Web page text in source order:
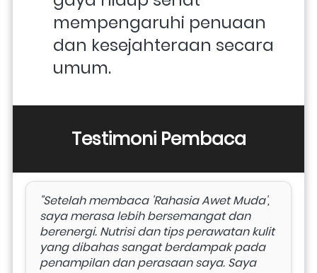
mempengaruhi penuaan
dan kesejahteraan secara
umum.
Testimoni Pembaca
"Setelah membaca 'Rahasia Awet Muda',
saya merasa lebih bersemangat dan
berenergi. Nutrisi dan tips perawatan kulit
yang dibahas sangat berdampak pada
penampilan dan perasaan saya. Saya